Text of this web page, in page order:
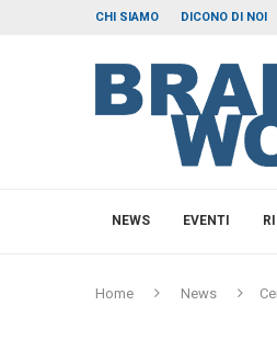
CHI SIAMO DICONO DI NOI
NEWS EVENTI
Home News